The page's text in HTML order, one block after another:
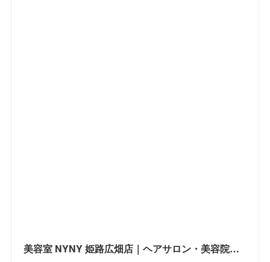
美容室 NYNY 姫路広畑店｜ヘアサロン・美容院｜ニューヨークニューヨーク